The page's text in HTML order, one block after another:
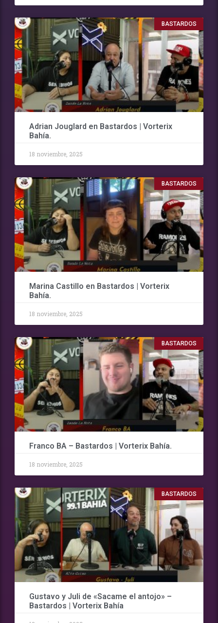
BASTARDOS
Adrian Jouglard en Bastardos | Vorterix
Bahía.
18 noviembre, 2025
BASTARDOS
Marina Castillo en Bastardos | Vorterix
Bahía.
18 noviembre, 2025
BASTARDOS
Franco BA – Bastardos | Vorterix Bahía.
18 noviembre, 2025
BASTARDOS
Gustavo y Juli de «Sacame el antojo» –
Bastardos | Vorterix Bahía